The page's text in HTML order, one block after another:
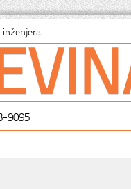
inženjera
9095